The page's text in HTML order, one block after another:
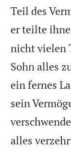
Teil des
er teilte
nicht vielen
Sohn alles
ein fernes
sein
alles